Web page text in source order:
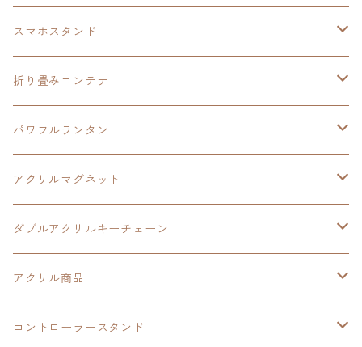
HOT-SHOT
イースⅨ
閃の軌跡Ⅳ
黎の軌跡Ⅱ
碧の軌跡：改
閃の軌跡Ⅲ
イースⅧ
軌跡シリーズ20周年記念
黎の軌跡
40周年記念
スマホスタンド
ワイヤレス充電スマホスタンド
黎の軌跡
折り畳みコンテナ
黎の軌跡Ⅱ
イースⅧ
イースⅩ
創の軌跡
パワフルランタン
創の軌跡
アクリルマグネット
創の軌跡
界の軌跡
ダブルアクリルキーチェーン
創の軌跡
アクリル商品
LEDアクリルカード
コントローラースタンド